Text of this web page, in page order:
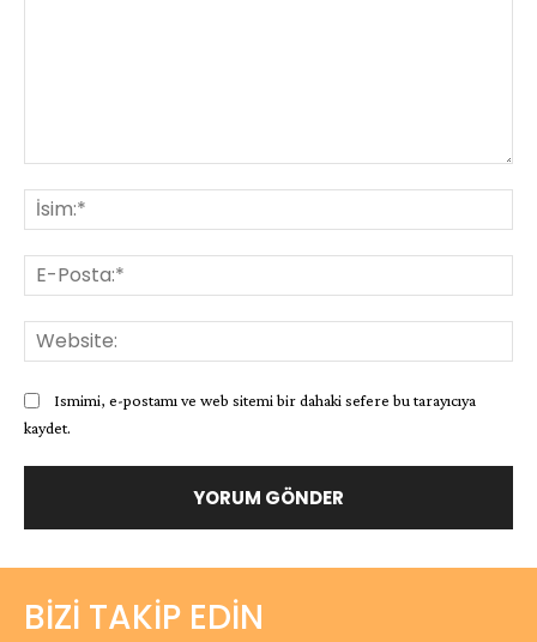
Ismimi, e-postamı ve web sitemi bir dahaki sefere bu tarayıcıya
kaydet.
BIZI TAKIP EDIN